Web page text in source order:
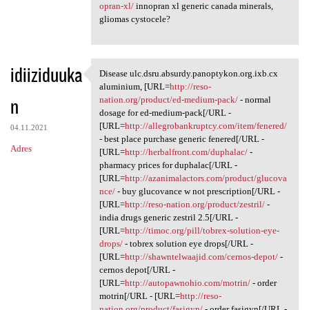
opran-xl/innopran xl generic canada minerals,
gliomas cystocele?
idiiziduuka
n
04.11.2021
Adres
Disease ulc.dsru.absurdy
Disease ulc.dsru.absurdy.panoptykon.org.ixb.cx
aluminium, [URL=http://reso-
nation.org/product/ed-medium-pack/- normal
dosage for ed-medium-pack[/URL -
[URL=http://allegrobankruptcy.com/item/fenered/
- best place purchase generic fenered[/URL -
[URL=http://herbalfront.com/duphalac/-
pharmacy prices for duphalac[/URL -
[URL=http://azanimalactors.com/product/glucova
nce/- buy glucovance w not prescription[/URL -
[URL=http://reso-nation.org/product/zestril/-
india drugs generic zestril 2.5[/URL -
[URL=http://timoc.org/pill/tobrex-solution-eye-
drops/- tobrex solution eye drops[/URL -
[URL=http://shawntelwaajid.com/cernos-depot/-
cernos depot[/URL -
[URL=http://autopawnohio.com/motrin/- order
motrin[/URL - [URL=http://reso-